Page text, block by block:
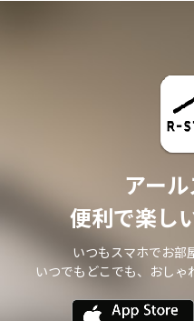
アー
便利で楽し
いつもスマホでお部
いつでもどこでも、おし